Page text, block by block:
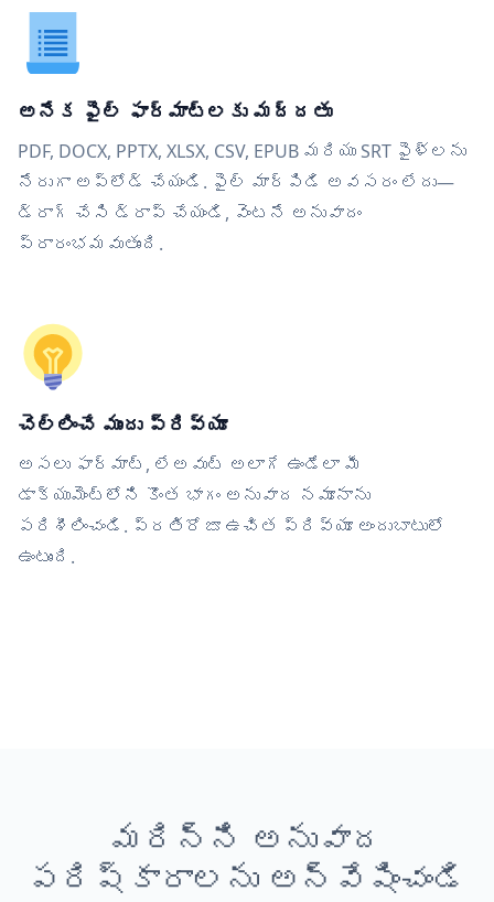
అనేక ఫైల్ ఫార్మాట్‌లకు మద్దతు
PDF, DOCX, PPTX, XLSX, CSV, EPUB మరియు SRT ఫైళ్లను
నేరుగా అప్‌లోడ్ చేయండి. ఫైల్ మార్పిడి అవసరం లేదు—
డ్రాగ్ చేసి డ్రాప్ చేయండి, వెంటనే అనువాదం
ప్రారంభమవుతుంది.
చెల్లించే ముందు ప్రివ్యూ
అసలు ఫార్మాట్, లేఅవుట్ అలాగే ఉండేలా మీ
డాక్యుమెంట్‌లోని కొంత భాగం అనువాద నమూనాను
పరిశీలించండి. ప్రతిరోజూ ఉచిత ప్రివ్యూ అందుబాటులో
ఉంటుంది.
మరిన్ని అనువాద
పరిష్కారాలను అన్వేషించండి